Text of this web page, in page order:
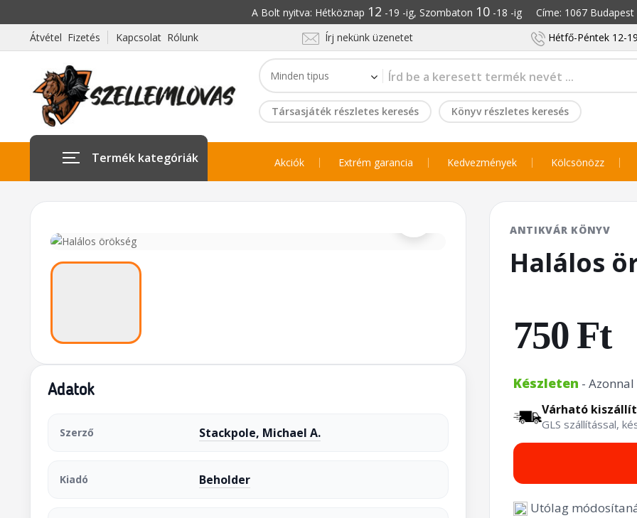
A Bolt nyitva: Hétköznap 12 -19 -ig, Szombaton 10-18 -ig Címe: 1067 Budapest
Átvétel Fizetés
Kapcsolat Rólunk Írj nekünk üzenetet Hétfő-Péntek 12-
Társasjáték részletes keresés Könyv részletes keresés
Termék kategóriák Akciók Extrém garancia Kedvezmények Kölcsönözz
Adatok
Szerző Stackpole, Michael A.
Kiadó Beholder
ANTIKVÁR KÖNYV
Halálos
750 Ft
Készleten -
Várható
GLS szállítással,
Utólag